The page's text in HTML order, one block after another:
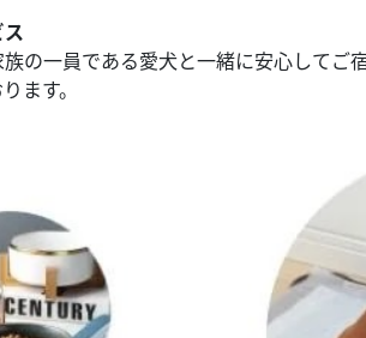
の一員である愛犬と一緒に安心してご
ご準備しており